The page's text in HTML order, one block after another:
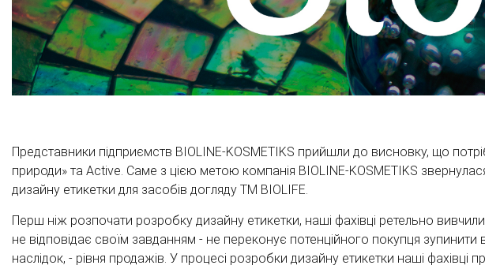
Представники підприємств BIOLINE-KOSMETIKS прийшли до висновку, що
природи» та Active. Саме з цією метою компанія BIOLINE-KOSMETIKS
дизайну етикетки для засобів догляду ТМ BIOLIFE.
Перш ніж розпочати розробку дизайну етикетки, наші фахівці ретельно
не відповідає своїм завданням - не переконує потенційного покупця
наслідок, - рівня продажів. У процесі розробки дизайну етикетки наші